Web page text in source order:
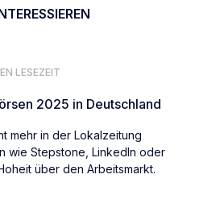
LESEZEIT
2025 in Deutschland
mehr in der Lokalzeitung
wie Stepstone, LinkedIn oder
über den Arbeitsmarkt.